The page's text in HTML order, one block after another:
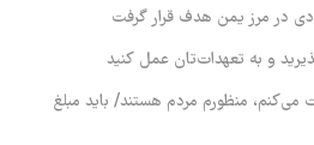
در مرز یمن هدف قرار گرفت
و به تعهدات‌تان عمل کنید
منظورم مردم هستند/ باید مبلغ